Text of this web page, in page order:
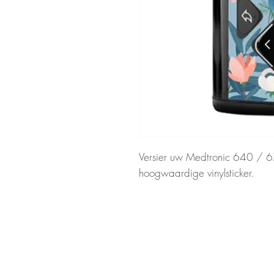
Versier uw Medtronic 640 /
hoogwaardige vinylsticker.